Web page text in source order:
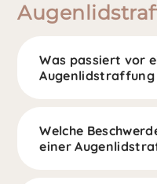
Was passiert vor
Welche
einer